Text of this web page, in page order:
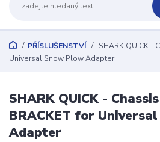
PŘÍSLUŠENSTVÍ
SHARK QUICK -
Universal Snow Plow Adapter
SHARK QUICK -
BRACKET for
Adapter